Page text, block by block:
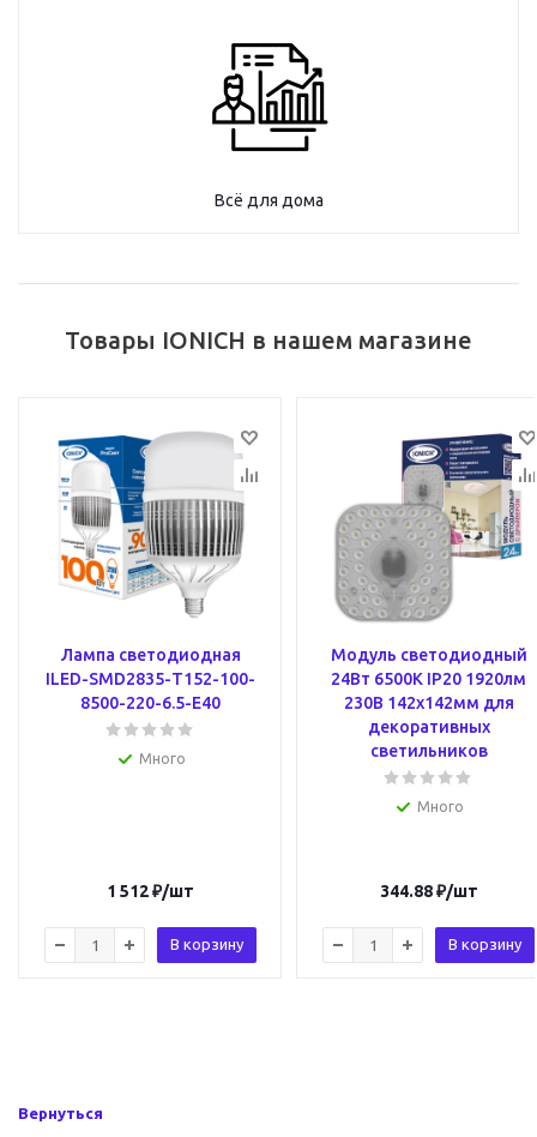
Всё для дома
Товары IONICH в нашем магазине
Лампа светодиодная
ILED-SMD2835-Т152-100-
8500-220-6.5-E40
Много
1 512₽/шт
В корзину
Модуль светодиодный
24Вт 6500К IP20 1920лм
230В 142х142мм для
декоративных
светильников
Много
344.88₽/шт
В корзину
Вернуться